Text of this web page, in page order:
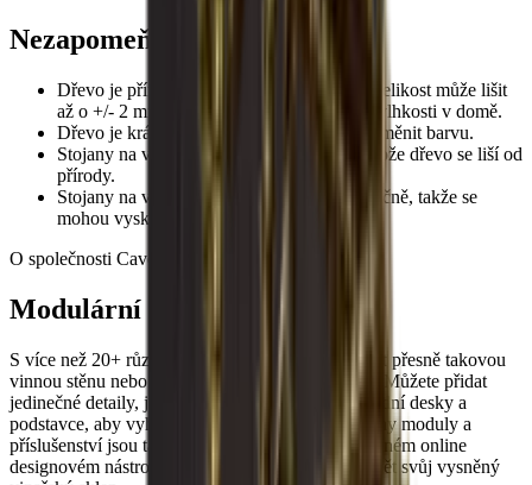
Nezapomeňte
Dřevo je přírodní produkt, a proto se jeho velikost může lišit
až o +/- 2 mm v důsledku různých teplot a vlhkosti v domě.
Dřevo je krásné, ale materiál může časem změnit barvu.
Stojany na víno se mohou lišit barvou, protože dřevo se liší od
přírody.
Stojany na víno Caverack jsou vyrobeny ručně, takže se
mohou vyskytnout odchylky.
O společnosti Caverack
Modulární dánský design
S více než 20+ různými moduly si můžete vytvořit přesně takovou
vinnou stěnu nebo vinnou místnost, jakou chcete. Můžete přidat
jedinečné detaily, jako jsou držáky na sklenice, zadní desky a
podstavce, aby vyhovovaly vašim přáním. Všechny moduly a
příslušenství jsou také k dispozici v našem bezplatném online
designovém nástroji, pokud chcete hned začít stavět svůj vysněný